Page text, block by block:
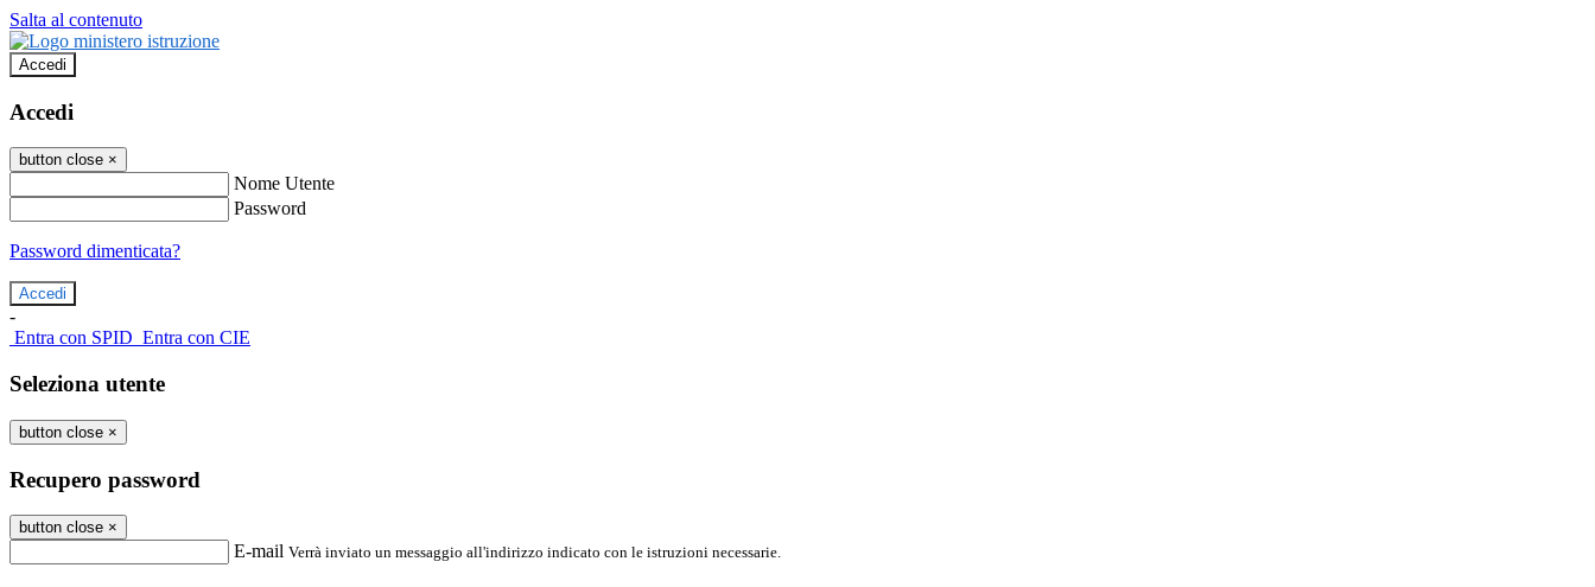
Salta al contenuto
Accedi
Accedi
button close ×
Nome Utente
Password
Password dimenticata?
-
Entra con SPID Entra con CIE
Seleziona utente
button close ×
Recupero password
button close ×
E-mail Verrà inviato un messaggio all'indirizzo indicato con le istruzioni necessarie.